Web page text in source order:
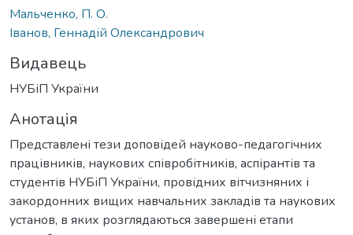
Мальченко, П. О.
Іванов, Геннадій Олександрович
Видавець
НУБіП України
Анотація
Представлені тези доповідей науково-педагогічних
працівників, наукових співробітників, аспірантів та
студентів НУБіП України, провідних вітчизняних і
закордонних вищих навчальних закладів та наукових
установ, в яких розглядаються завершені етапи